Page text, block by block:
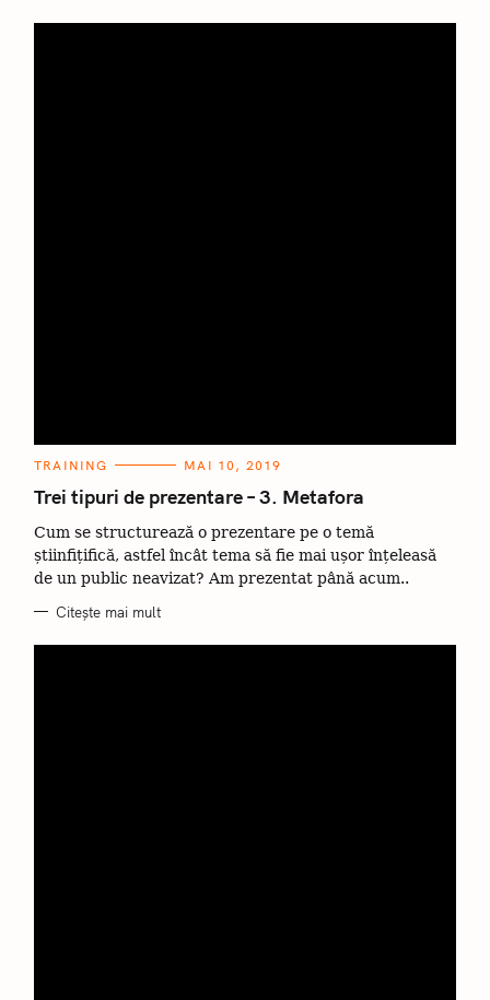
C
T
E
O
R
I
I
TRAINING MAI 10, 2019
Trei tipuri de prezentare – 3. Metafora
Cum se structurează o prezentare pe o temă
știinfițifică, astfel încât tema să fie mai ușor înțeleasă
de un public neavizat? Am prezentat până acum..
Citește mai mult